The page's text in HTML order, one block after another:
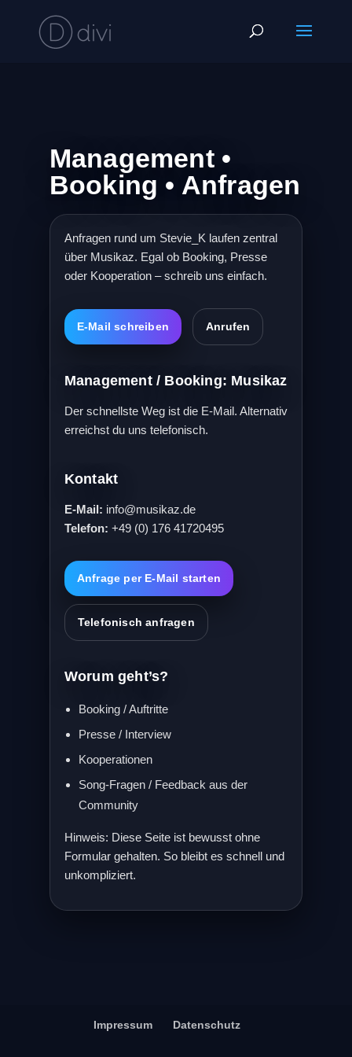
Management •
Booking • Anfragen
Anfragen rund um Stevie_K laufen zentral
über Musikaz. Egal ob Booking, Presse
oder Kooperation – schreib uns einfach.
E-Mail schreiben Anrufen
Management / Booking: Musikaz
Der schnellste Weg ist die E-Mail. Alternativ
erreichst du uns telefonisch.
Kontakt
E-Mail: info@musikaz.de
Telefon: +49 (0) 176 41720495
Anfrage per E-Mail starten
Telefonisch anfragen
Worum geht’s?
Booking / Auftritte
Presse / Interview
Kooperationen
Song-Fragen / Feedback aus der
Community
Hinweis: Diese Seite ist bewusst ohne
Formular gehalten. So bleibt es schnell und
unkompliziert.
Impressum Datenschutz